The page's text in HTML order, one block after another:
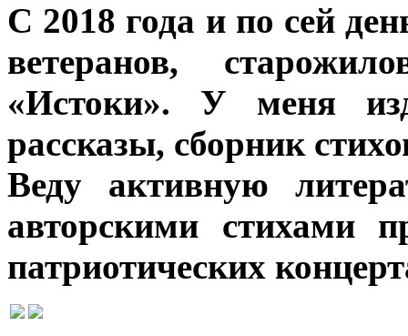
С 2018 года и по сей
ветеранов,
«Истоки». У меня
рассказы, сборник
Веду активную
авторскими стихами
патриотических